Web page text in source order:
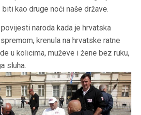
kao druge noći naše države.
naroda kada je hrvatska
krenula na hrvatske ratne
u kolicima, muževe i žene bez ruku,
sluha.